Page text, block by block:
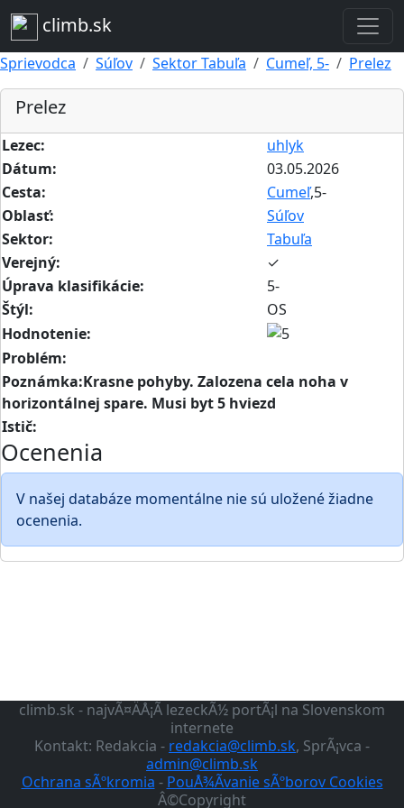
climb.sk
Sprievodca Súľov Sektor Tabuľa Cumeľ, 5- Prelez
Prelez
Lezec:
uhlyk
Dátum:
03.05.2026
Cesta:
Cumeľ,5-
Oblasť:
Súľov
Sektor:
Tabuľa
Verejný:
✓
Úprava klasifikácie:
5-
Štýl:
OS
Hodnotenie:
Problém:
Poznámka:Krasne pohyby. Zalozena cela noha v
horizontálnej spare. Musi byt 5 hviezd
Istič:
Ocenenia
V našej databáze momentálne nie sú uložené žiadne
ocenenia.
climb.sk - najvÃ¤ÄÅ¡Ã­ lezeckÃ½ portÃ¡l na Slovenskom
internete
Kontakt: Redakcia - redakcia@climb.sk, SprÃ¡vca -
admin@climb.sk
Ochrana sÃºkromia - PouÅ¾Ã­vanie sÃºborov Cookies
Â©Copyright